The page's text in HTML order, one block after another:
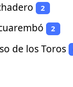
2
2
de los Toros